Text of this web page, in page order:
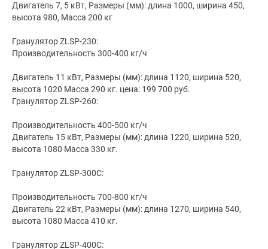
Двигатель 7, 5 кВт, Размеры (мм): длина 1000, ширина 450,
высота 980, Масса 200 кг
Гранулятор ZLSP-230:
Производительность 300-400 кг/ч
Двигатель 11 кВт, Размеры (мм): длина 1120, ширина 520,
высота 1020 Масса 290 кг. цена: 199 700 руб.
Гранулятор ZLSP-260:
Производительность 400-500 кг/ч
Двигатель 15 кВт, Размеры (мм): длина 1220, ширина 520,
высота 1080 Масса 330 кг.
Гранулятор ZLSP-300С:
Производительность 700-800 кг/ч
Двигатель 22 кВт, Размеры (мм): длина 1270, ширина 540,
высота 1080 Масса 410 кг.
Гранулятор ZLSP-400С: